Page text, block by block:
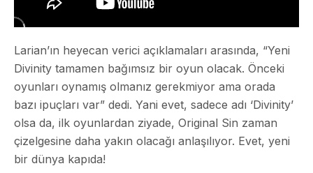
Larian’ın heyecan verici açıklamaları arasında, “Yeni
Divinity tamamen bağımsız bir oyun olacak. Önceki
oyunları oynamış olmanız gerekmiyor ama orada
bazı ipuçları var” dedi. Yani evet, sadece adı ‘Divinity’
olsa da, ilk oyunlardan ziyade, Original Sin zaman
çizelgesine daha yakın olacağı anlaşılıyor. Evet, yeni
bir dünya kapıda!